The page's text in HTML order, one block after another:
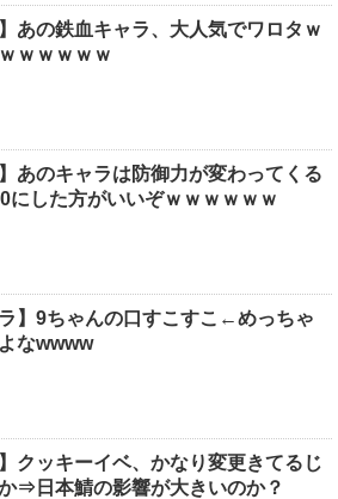
】あの鉄血キャラ、大人気でワロタｗ
ｗｗｗｗｗ
】あのキャラは防御力が変わってくる
にした方がいいぞｗｗｗｗｗｗ
ラ】9ちゃんの口すこすこ←めっちゃ
なwwww
】クッキーイベ、かなり変更きてるじ
⇒日本鯖の影響が大きいのか？